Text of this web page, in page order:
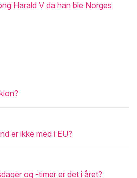
Harald V da han ble Norges
er ikke med i EU?
og -timer er det i året?